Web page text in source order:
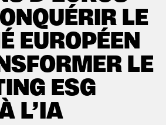
LE
EUROPÉEN
LE
ESG
L’IA